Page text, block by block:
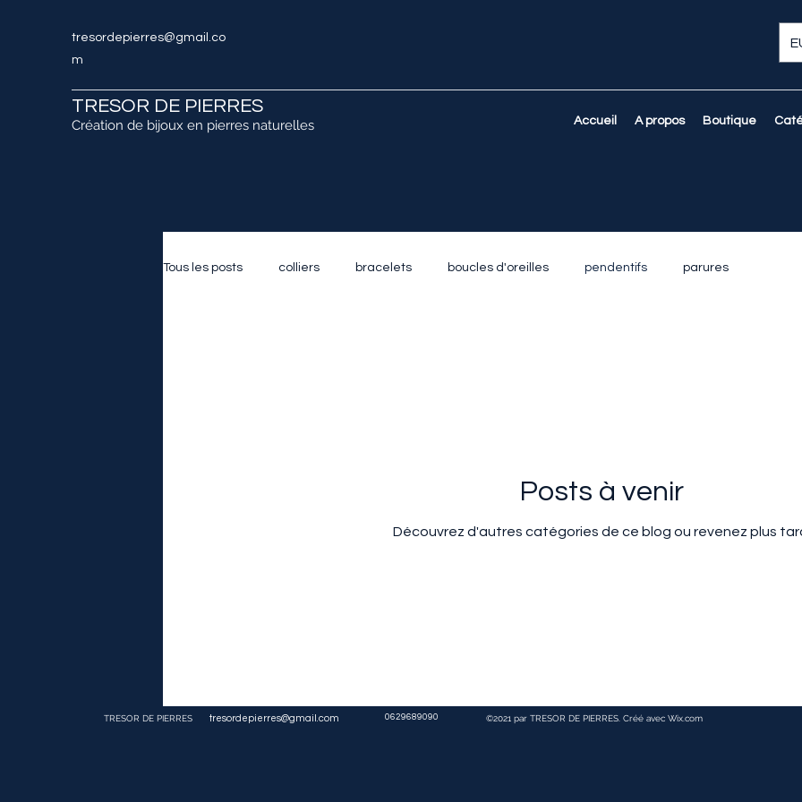
tresordepierres@gmail.co
m
TRESOR DE PIERRES
Création de bijoux en pierres naturelles Accueil A propos Boutique
Tous les posts colliers bracelets boucles d'oreilles pendentifs parures
Posts à venir
Découvrez d'autres catégories de ce blog ou revenez plus
TRESOR DE PIERRES tresordepierres@gmail.com 0629689090 ©2021 par TRESOR DE PIERRES. Créé avec Wix.com